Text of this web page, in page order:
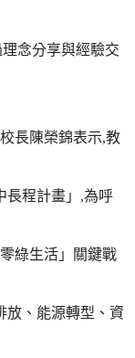
念分享與經驗交
長陳榮錦表示,教
長程計畫」,為呼
綠生活」關鍵戰
放、能源轉型、資